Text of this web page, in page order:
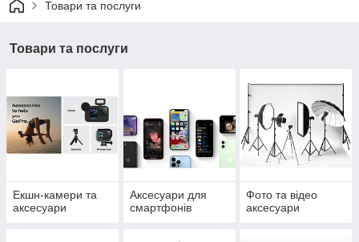
Товари та послуги
Товари та послуги
Екшн-камери та
аксесуари
Аксесуари для
смартфонів
Фото та відео
аксесуари